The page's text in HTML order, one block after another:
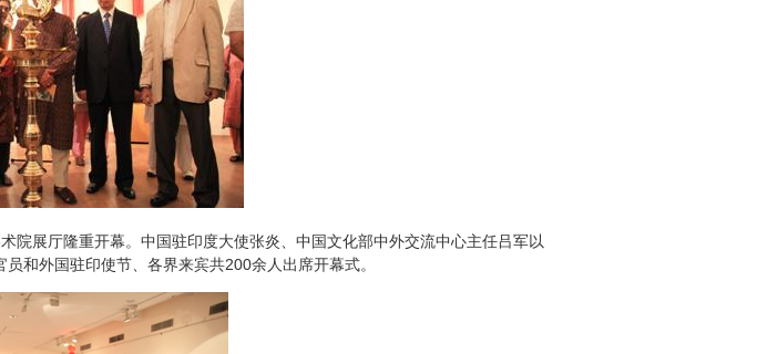
展厅隆重开幕。中国驻印度大使张炎、中国文化部中外交流中心主任吕军以
和外国驻印使节、各界来宾共200余人出席开幕式。